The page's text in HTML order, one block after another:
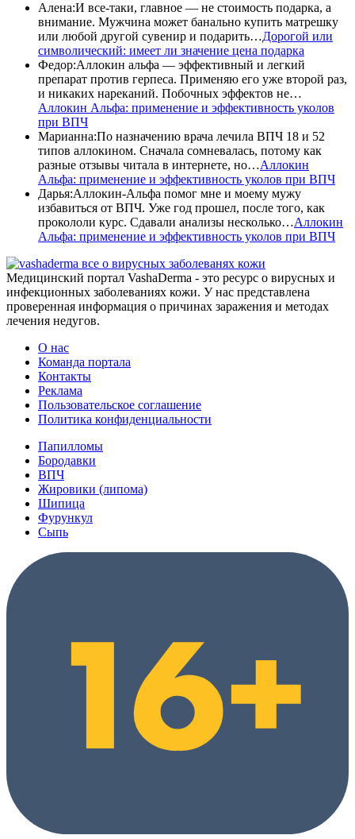
Алена:И все-таки, главное — не стоимость подарка, а
внимание. Мужчина может банально купить матрешку
или любой другой сувенир и подарить…Дорогой или
символический: имеет ли значение цена подарка
Федор:Аллокин альфа — эффективный и легкий
препарат против герпеса. Применяю его уже второй раз,
и никаких нареканий. Побочных эффектов не…
Аллокин Альфа: применение и эффективность уколов
при ВПЧ
Марианна:По назначению врача лечила ВПЧ 18 и 52
типов аллокином. Сначала сомневалась, потому как
разные отзывы читала в интернете, но…Аллокин
Альфа: применение и эффективность уколов при ВПЧ
Дарья:Аллокин-Альфа помог мне и моему мужу
избавиться от ВПЧ. Уже год прошел, после того, как
прокололи курс. Сдавали анализы несколько…Аллокин
Альфа: применение и эффективность уколов при ВПЧ
все о вирусных заболеванях кожи
Медицинский портал VashaDerma - это ресурс о вирусных и
инфекционных заболеваниях кожи. У нас представлена
проверенная информация о причинах заражения и методах
лечения недугов.
О нас
Команда портала
Контакты
Реклама
Пользовательское соглашение
Политика конфиденциальности
Папилломы
Бородавки
ВПЧ
Жировики (липома)
Шипица
Фурункул
Сыпь